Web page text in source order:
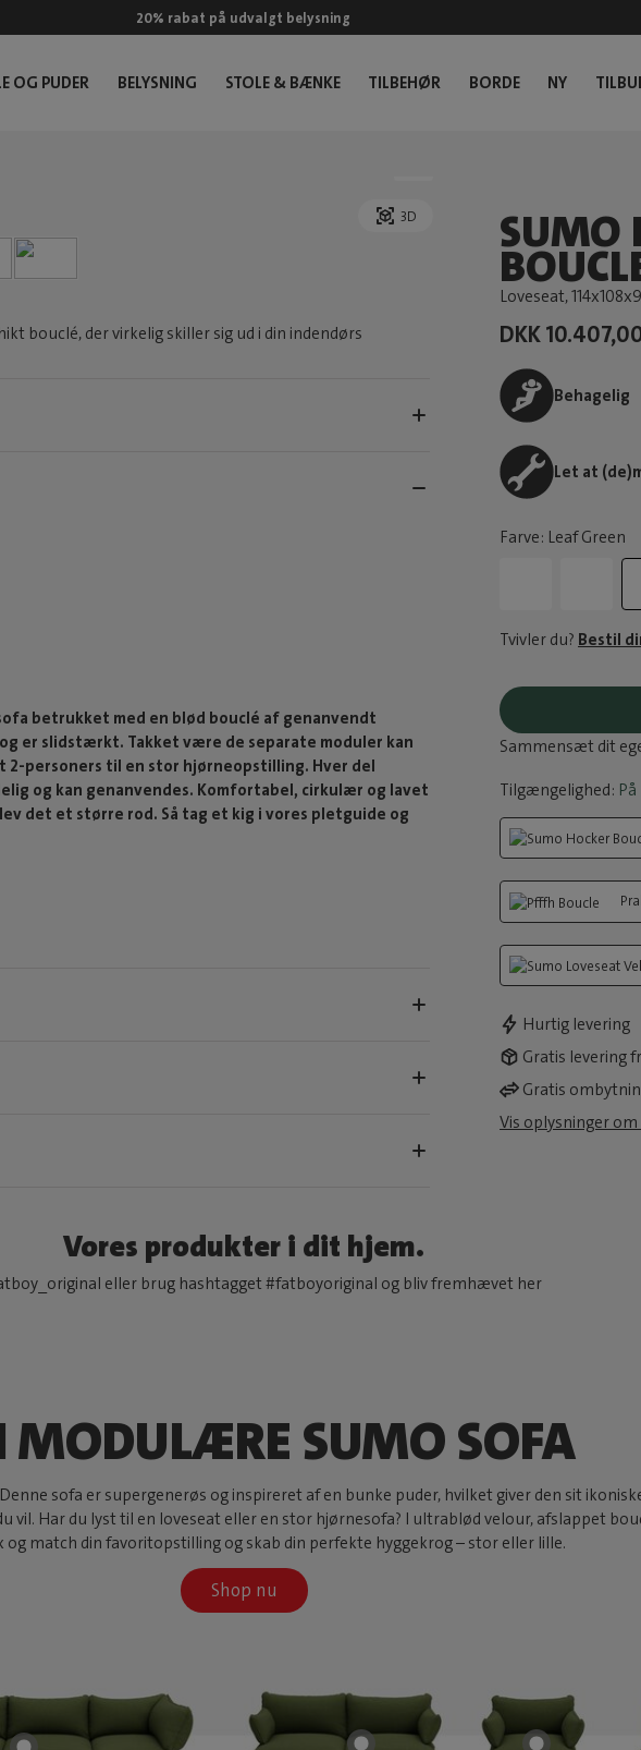
20% rabat på udvalgt belysning
OG PUDER BELYSNING STOLE & BÆNKE TILBEHØR BORDE NY
3D SUMO
Loveseat,
DKK
Behagelig
Let at
Farve: Leaf Green
Tvivler du? Bestil
Sammensæt dit
Tilgængelighed:
Hurtig levering
Gratis levering
Gratis
Vis oplysninger
bouclé, der virkelig skiller sig ud i din indendørs
betrukket med en blød bouclé af genanvendt
er slidstærkt. Takket være de separate moduler kan
2-personers til en stor hjørneopstilling. Hver del
og kan genanvendes. Komfortabel, cirkulær og lavet
det et større rod. Så tag et kig i vores pletguide og
Vores produkter i dit hjem.
eller brug hashtagget #fatboyoriginal og bliv fremhævet her
MODULÆRE SUMO SOFA
sofa er supergenerøs og inspireret af en bunke puder, hvilket giver den sit
Har du lyst til en loveseat eller en stor hjørnesofa? I ultrablød velour, afslappet
og match din favoritopstilling og skab din perfekte hyggekrog – stor eller lille.
Shop nu